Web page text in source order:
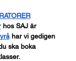
hos SAJ är
har vi gedigen
ska boka